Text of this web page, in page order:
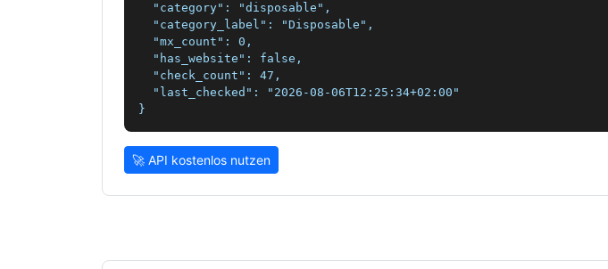
  "category": "disposable",
  "category_label": "Disposable",
  "mx_count": 0,
  "has_website": false,
  "check_count": 47,
  "last_checked": "2026-08-06T12:25:34+02:00"
}
🚀 API kostenlos nutzen